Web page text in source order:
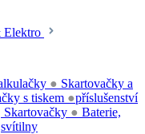
Elektro
●
s tiskem ●
Skartovačky a
příslušenství
Skartovačky ● Baterie,
svítilny